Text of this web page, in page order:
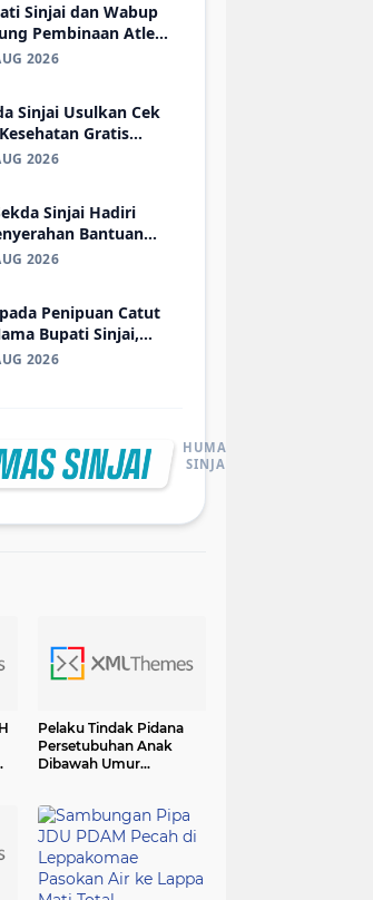
Sinjai dan Wabup
Pembinaan Atlet
Amure Cup III
2026
Sinjai Usulkan Cek
Kesehatan Gratis
dengan
2026
Sinjai Hadiri
Bantuan
Kemensos RI bagi
2026
Penipuan Catut
Bupati Sinjai,
Diimbau
2026
HUMAS
SINJAI
Pelaku Tindak Pidana
Persetubuhan Anak
Dibawah Umur